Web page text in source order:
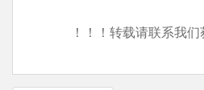
！！！转载请联系我